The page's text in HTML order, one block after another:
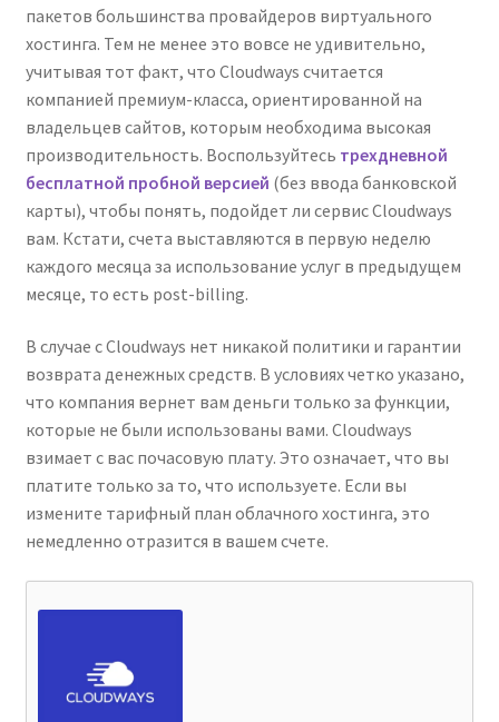
пакетов большинства провайдеров виртуального
хостинга. Тем не менее это вовсе не удивительно,
учитывая тот факт, что Cloudways считается
компанией премиум-класса, ориентированной на
владельцев сайтов, которым необходима высокая
производительность. Воспользуйтесь трехдневной
бесплатной пробной версией (без ввода банковской
карты), чтобы понять, подойдет ли сервис Cloudways
вам. Кстати, счета выставляются в первую неделю
каждого месяца за использование услуг в предыдущем
месяце, то есть post-billing.
В случае с Cloudways нет никакой политики и гарантии
возврата денежных средств. В условиях четко указано,
что компания вернет вам деньги только за функции,
которые не были использованы вами. Cloudways
взимает с вас почасовую плату. Это означает, что вы
платите только за то, что используете. Если вы
измените тарифный план облачного хостинга, это
немедленно отразится в вашем счете.